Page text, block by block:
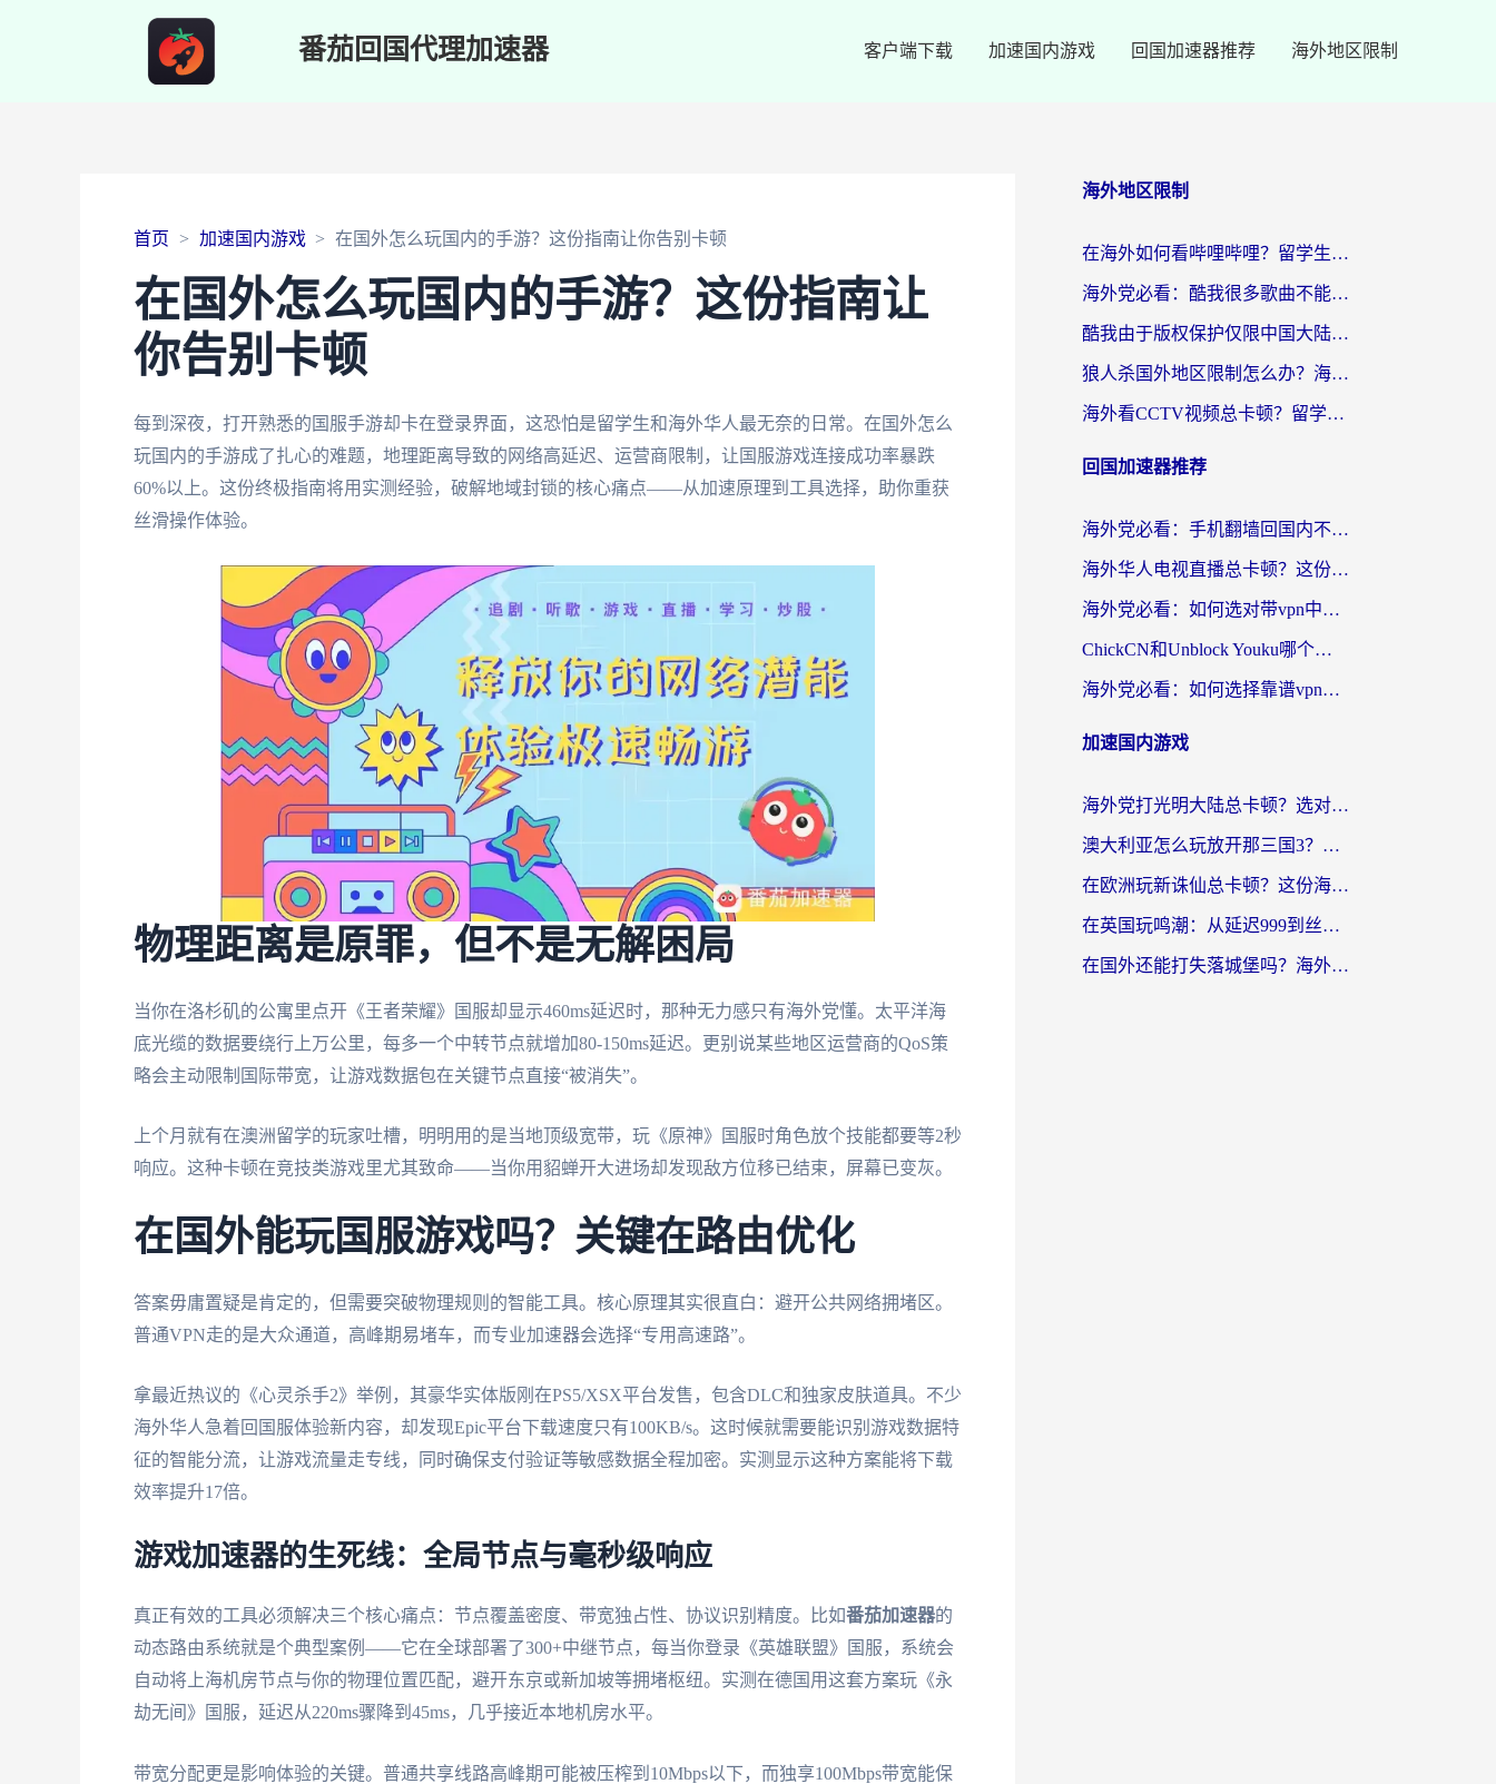
番茄回国代理加速器 客户端下载 加速国内游戏 回国加速器推荐 海外地区限制
首页 加速国内游戏 在国外怎么玩国内的手游？这份指南让你告别卡顿
在国外怎么玩国内的手游？这份指南让
你告别卡顿
每到深夜，打开熟悉的国服手游却卡在登录界面，这恐怕是留学生和海外华人最无奈的日常。在国外怎么
玩国内的手游成了扎心的难题，地理距离导致的网络高延迟、运营商限制，让国服游戏连接成功率暴跌
60%以上。这份终极指南将用实测经验，破解地域封锁的核心痛点——从加速原理到工具选择，助你重获
丝滑操作体验。
物理距离是原罪，但不是无解困局
当你在洛杉矶的公寓里点开《王者荣耀》国服却显示460ms延迟时，那种无力感只有海外党懂。太平洋海
底光缆的数据要绕行上万公里，每多一个中转节点就增加80-150ms延迟。更别说某些地区运营商的QoS策
略会主动限制国际带宽，让游戏数据包在关键节点直接“被消失”。
上个月就有在澳洲留学的玩家吐槽，明明用的是当地顶级宽带，玩《原神》国服时角色放个技能都要等2秒
响应。这种卡顿在竞技类游戏里尤其致命——当你用貂蝉开大进场却发现敌方位移已结束，屏幕已变灰。
在国外能玩国服游戏吗？关键在路由优化
答案毋庸置疑是肯定的，但需要突破物理规则的智能工具。核心原理其实很直白：避开公共网络拥堵区。
普通VPN走的是大众通道，高峰期易堵车，而专业加速器会选择“专用高速路”。
拿最近热议的《心灵杀手2》举例，其豪华实体版刚在PS5/XSX平台发售，包含DLC和独家皮肤道具。不少
海外华人急着回国服体验新内容，却发现Epic平台下载速度只有100KB/s。这时候就需要能识别游戏数据特
征的智能分流，让游戏流量走专线，同时确保支付验证等敏感数据全程加密。实测显示这种方案能将下载
效率提升17倍。
游戏加速器的生死线：全局节点与毫秒级响应
真正有效的工具必须解决三个核心痛点：节点覆盖密度、带宽独占性、协议识别精度。比如番茄加速器的
动态路由系统就是个典型案例——它在全球部署了300+中继节点，每当你登录《英雄联盟》国服，系统会
自动将上海机房节点与你的物理位置匹配，避开东京或新加坡等拥堵枢纽。实测在德国用这套方案玩《永
劫无间》国服，延迟从220ms骤降到45ms，几乎接近本地机房水平。
带宽分配更是影响体验的关键。普通共享线路高峰期可能被压榨到10Mbps以下，而独享100Mbps带宽能保
海外地区限制
在海外如何看哔哩哔哩？留学生亲测有效的回国加速指南
海外党必看：酷我很多歌曲不能听？一招解决优酷版权限制+B站地域问题！
酷我由于版权保护仅限中国大陆怎么办？海外党亲测有效的解锁指南
狼人杀国外地区限制怎么办？海外党亲测有效的全场景回国加速指南
海外看CCTV视频总卡顿？留学生亲测有效的回国加速器选择指南
回国加速器推荐
海外党必看：手机翻墙回国内不再难，一篇搞定无缝访问国内资源指南
海外华人电视直播总卡顿？这份回国加速器选择指南帮你无缝看国内资源
海外党必看：如何选对带vpn中国节点的加速器？无缝访问国内资源全攻略
ChickCN和Unblock Youku哪个好？海外党亲测4款热门回国加速器，附避坑指南
海外党必看：如何选择靠谱vpn加速器官网？轻松解决国内APP地区限制
加速国内游戏
海外党打光明大陆总卡顿？选对加速器才是关键！（附亲测好用的推荐）
澳大利亚怎么玩放开那三国3？海外党亲测有效的国服游戏加速指南
在欧洲玩新诛仙总卡顿？这份海外党专属加速器指南帮你解决延迟难题
在英国玩鸣潮：从延迟999到丝滑操作，我是怎么做到的？
在国外还能打失落城堡吗？海外玩家国服游戏加速终极指南（附北美玩online加速器下载技巧）